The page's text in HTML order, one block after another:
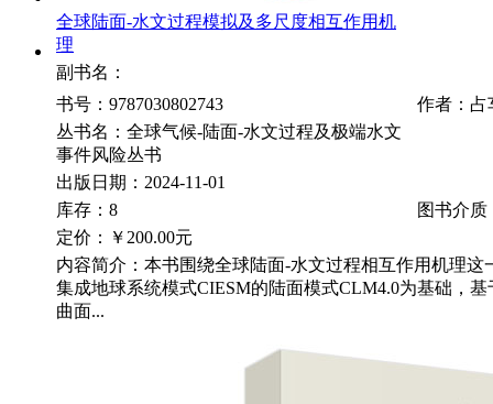
全球陆面-水文过程模拟及多尺度相互作用机
理
副书名：
书号：9787030802743
作者：占
丛书名：全球气候-陆面-水文过程及极端水文
事件风险丛书
出版日期：2024-11-01
库存：8
图书介质
定价：
￥200.00元
内容简介：本书围绕全球陆面-水文过程相互作用机理这
集成地球系统模式CIESM的陆面模式CLM4.0为基础，
曲面...